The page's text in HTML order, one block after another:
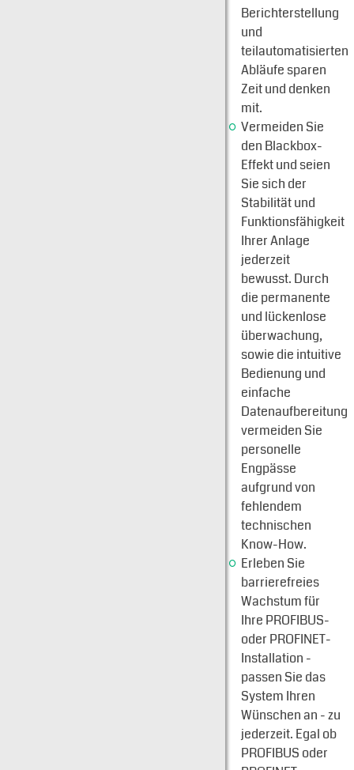
Berichterstellung
und
teilautomatisierten
Abläufe sparen
Zeit und denken
mit.
Vermeiden Sie
den Blackbox-
Effekt und seien
Sie sich der
Stabilität und
Funktionsfähigkeit
Ihrer Anlage
jederzeit
bewusst. Durch
die permanente
und lückenlose
überwachung,
sowie die intuitive
Bedienung und
einfache
Datenaufbereitung
vermeiden Sie
personelle
Engpässe
aufgrund von
fehlendem
technischen
Know-How.
Erleben Sie
barrierefreies
Wachstum für
Ihre PROFIBUS-
oder PROFINET-
Installation -
passen Sie das
System Ihren
Wünschen an - zu
jederzeit. Egal ob
PROFIBUS oder